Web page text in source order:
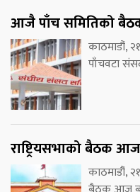
आजै पाँच समितिको
काठमाडौं,
पाँचवटा
राष्ट्रियसभाको बैठक
काठमाडौं,